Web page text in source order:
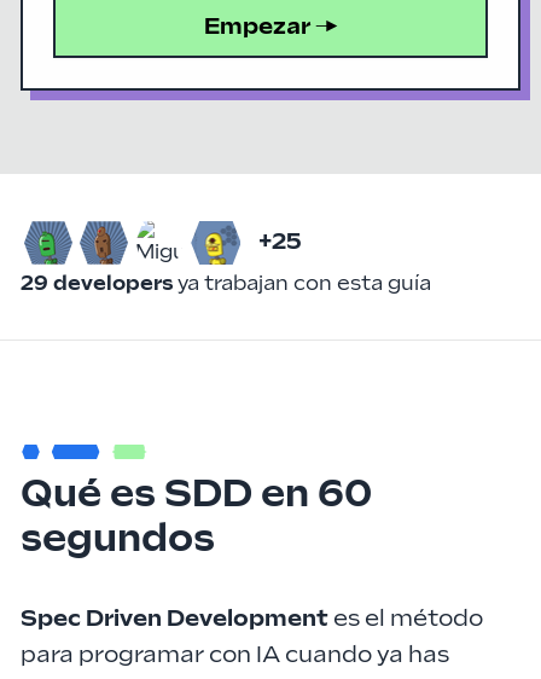
Empezar →
+25
29 developers ya trabajan con esta guía
Qué es SDD en 60
segundos
Spec Driven Development es el método
para programar con IA cuando ya has